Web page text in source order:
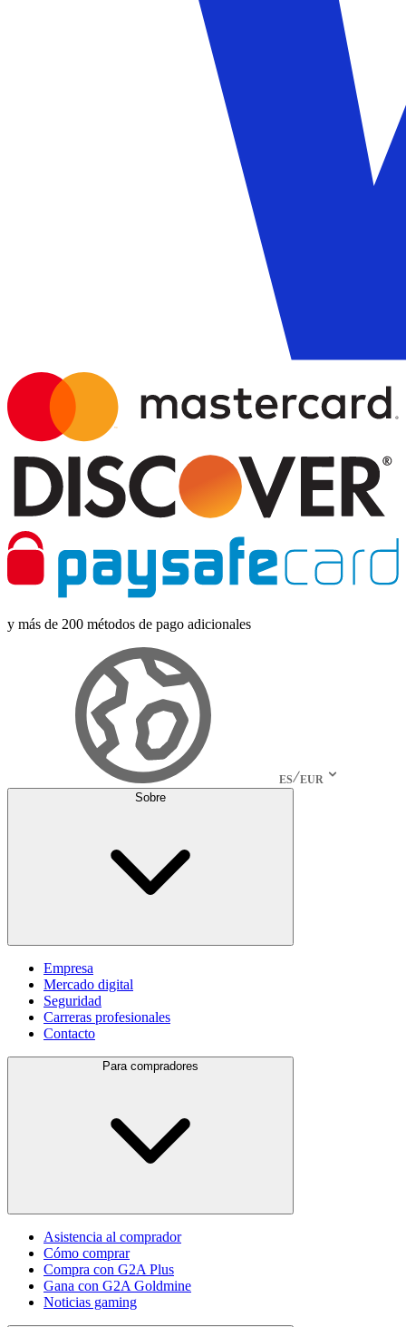
y más de 200 métodos de pago adicionales
ES EUR
Sobre
Empresa
Mercado digital
Seguridad
Carreras profesionales
Contacto
Para compradores
Asistencia al comprador
Cómo comprar
Compra con G2A Plus
Gana con G2A Goldmine
Noticias gaming